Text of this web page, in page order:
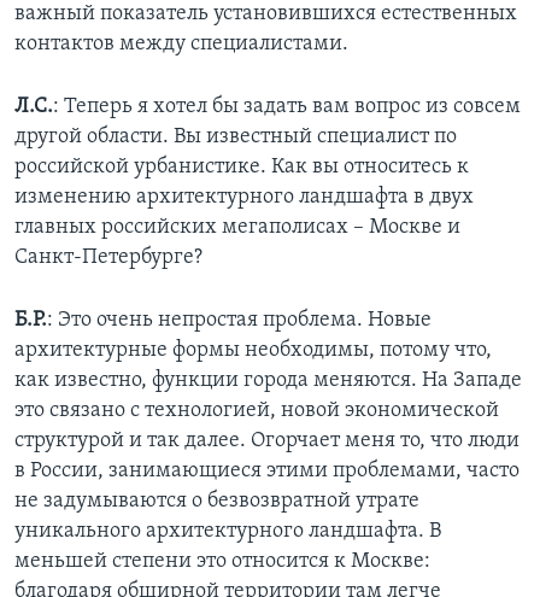
важный показатель установившихся естественных
контактов между специалистами.
Л.С.: Теперь я хотел бы задать вам вопрос из совсем
другой области. Вы известный специалист по
российской урбанистике. Как вы относитесь к
изменению архитектурного ландшафта в двух
главных российских мегаполисах – Москве и
Санкт-Петербурге?
Б.Р.: Это очень непростая проблема. Новые
архитектурные формы необходимы, потому что,
как известно, функции города меняются. На Западе
это связано с технологией, новой экономической
структурой и так далее. Огорчает меня то, что люди
в России, занимающиеся этими проблемами, часто
не задумываются о безвозвратной утрате
уникального архитектурного ландшафта. В
меньшей степени это относится к Москве:
благодаря обширной территории там легче